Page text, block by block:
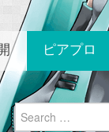
ピアプロ
Search
for: